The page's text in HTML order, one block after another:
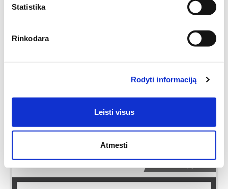
Statistika
Rinkodara
Rodyti informaciją
Leisti visus
Atmesti